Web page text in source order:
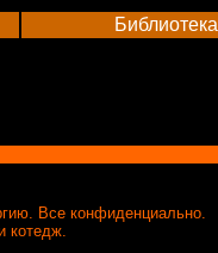
Библиотека
Все конфиденциально.
котедж.